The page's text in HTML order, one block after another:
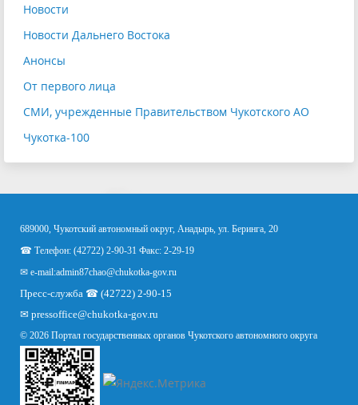
Новости
Новости Дальнего Востока
Анонсы
От первого лица
СМИ, учрежденные Правительством Чукотского АО
Чукотка-100
689000, Чукотский автономный округ, Анадырь, ул. Беринга, 20
☎ Телефон: (42722) 2-90-31 Факс: 2-29-19
✉ e-mail:admin87chao@chukotka-gov.ru
Пресс-служба ☎ (42722) 2-90-15
✉ pressoffice@chukotka-gov.ru
© 2026 Портал государственных органов Чукотского автономного округа